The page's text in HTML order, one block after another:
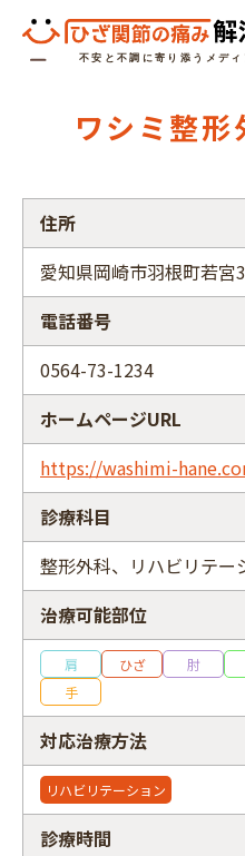
ス
お
専
ワシミ整
住所
愛知県岡崎市羽根町若宮
電話番号
0564-73-1234
ホームページURL
https://washimi-
診療科目
整形外科、リハビリテー
治療可能部位
肩 ひざ 肘
手
対応治療方法
リハビリテーション
診療時間